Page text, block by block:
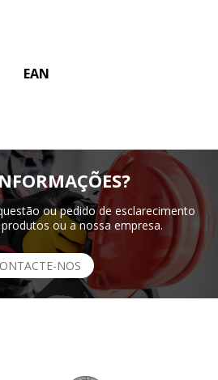
EAN
ou pedido de esclarecimento
ou a nossa empresa.
NOS